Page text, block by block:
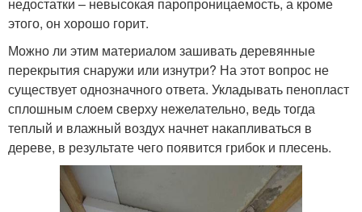
этого, он хорошо горит.
Можно ли этим материалом зашивать деревянные
перекрытия снаружи или изнутри? На этот вопрос не
существует однозначного ответа. Укладывать пенопласт
сплошным слоем сверху нежелательно, ведь тогда
теплый и влажный воздух начнет накапливаться в
дереве, в результате чего появится грибок и плесень.